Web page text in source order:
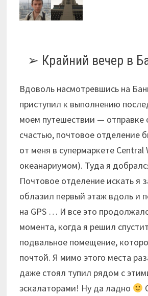
Крайний вечер в
Вдоволь насмотревшись на
приступил к выполнению
моем путешествии — отправке
счастью, почтовое отделение
от меня в супермаркете
океанариумом). Туда я
Почтовое отделение искать я
облазил первый этаж вдоль и
на GPS … И все это
момента, когда я решил
подвальное помещение,
почтой. Я мимо этого места
даже стоял тупил рядом с
эскалаторами! Ну да ладно